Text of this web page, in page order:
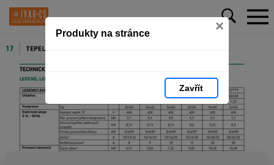
Produkty na stránce ×
Zavřít